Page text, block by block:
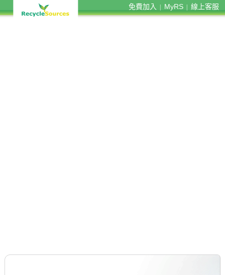
免費加入 MyRS 線上客服